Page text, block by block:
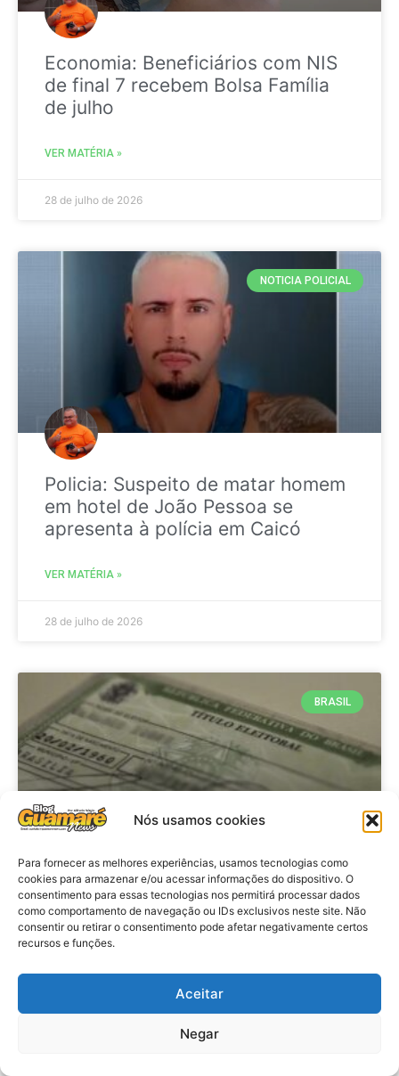
Nós usamos cookies
Para fornecer as melhores experiências, usamos tecnologias como
cookies para armazenar e/ou acessar informações do dispositivo. O
consentimento para essas tecnologias nos permitirá processar dados
como comportamento de navegação ou IDs exclusivos neste site. Não
consentir ou retirar o consentimento pode afetar negativamente certos
recursos e funções.
Aceitar
Negar
Economia: Beneficiários com NIS
de final 7 recebem Bolsa Família
de julho
VER MATÉRIA »
28 de julho de 2026
NOTICIA POLICIAL
Policia: Suspeito de matar homem
em hotel de João Pessoa se
apresenta à polícia em Caicó
VER MATÉRIA »
28 de julho de 2026
BRASIL
Brasil: Policia Federal investiga
753 casos de crimes eleitorais
antes das eleições